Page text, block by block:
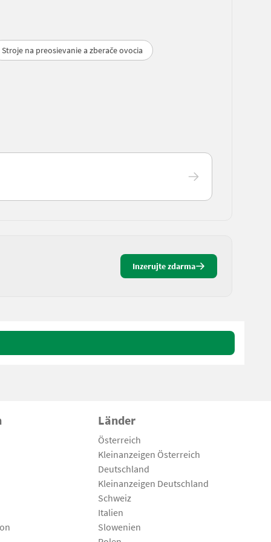
Stroje na preosievanie a zberače ovocia
Inzerujte zdarma
Länder
Österreich
Kleinanzeigen Österreich
Deutschland
Kleinanzeigen Deutschland
Schweiz
Italien
Slowenien